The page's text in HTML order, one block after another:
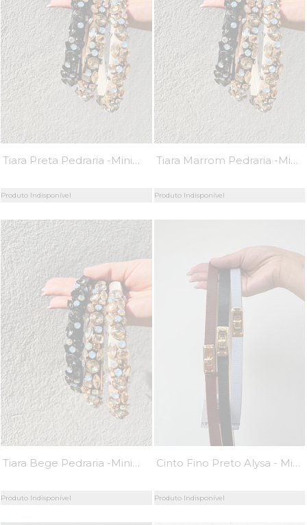
Tiara Preta Pedraria -MiniMoni
Produto Indisponível
Tiara Marrom Pedraria -MiniMoni
Produto Indisponível
Tiara Bege Pedraria -MiniMoni
Produto Indisponível
Cinto Fino Preto Alysa - MiniMoni
Produto Indisponível